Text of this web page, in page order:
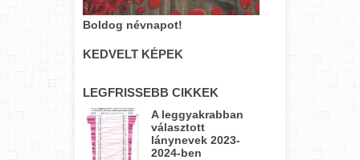
Boldog névnapot!
KEDVELT KÉPEK
LEGFRISSEBB CIKKEK
A leggyakrabban
választott
lánynevek 2023-
2024-ben